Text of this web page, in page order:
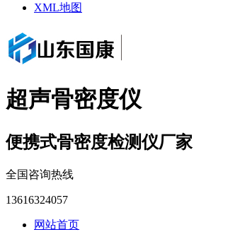
XML地图
超声骨密度仪
便携式骨密度检测仪厂家
全国咨询热线
13616324057
网站首页